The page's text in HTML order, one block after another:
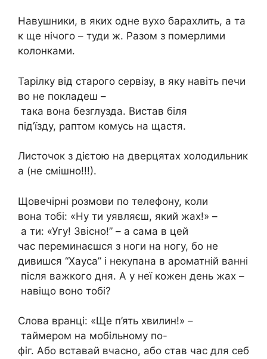
Навушники, в яких одне вухо барахлить, а та
к ще нічого – туди ж. Разом з померлими
колонками.
Тарілку від старого сервізу, в яку навіть печи
во не покладеш –
така вона безглузда. Вистав біля
під’їзду, раптом комусь на щастя.
Листочок з дієтою на дверцятах холодильник
а (не смішно!!!).
Щовечірні розмови по телефону, коли
вона тобі: «Ну ти уявляєш, який жах!» –
а ти: «Угу! Звісно!” – а сама в цей
час переминаєшся з ноги на ногу, бо не
дивишся “Хауса” і некупана в ароматній ванні
після важкого дня. А у неї кожен день жах –
навіщо воно тобі?
Слова вранці: «Ще п’ять хвилин!» –
таймером на мобільному по-
фіг. Або вставай вчасно, або став час для себ